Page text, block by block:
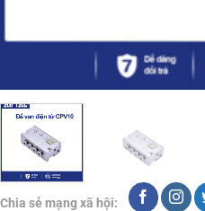
Chia sẻ mạng xã hội: